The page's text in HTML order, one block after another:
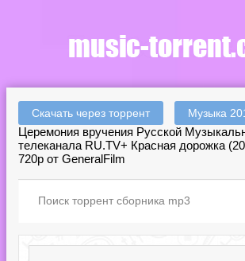
Скачать через торрент Музыка
Церемония вручения Русской
телеканала RU.TV+ Красная дорожка
720p от GeneralFilm